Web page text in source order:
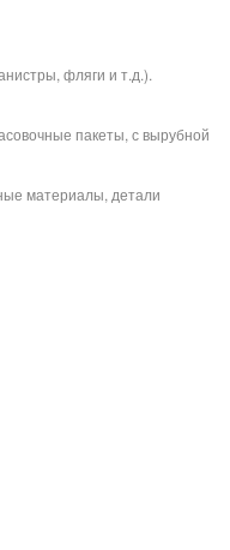
фляги и т.д.).
пакеты, с вырубной
материалы, детали